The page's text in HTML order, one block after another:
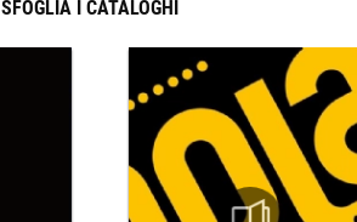
SFOGLIA I CATALOGHI